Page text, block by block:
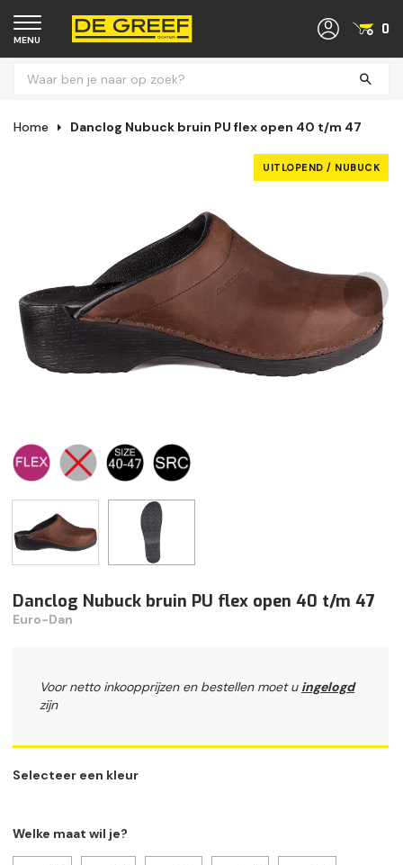
MENU
0
Home Danclog Nubuck bruin PU flex open 40 t/m 47
UITLOPEND / NUBUCK
Danclog Nubuck bruin PU flex open 40 t/m 47
Euro-Dan
Voor netto inkoopprijzen en bestellen moet u ingelogd
zijn
Selecteer een kleur
Welke maat wil je?